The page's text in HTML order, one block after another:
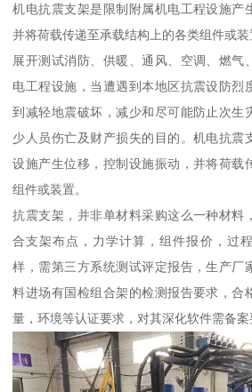
机电抗震支架是限制附属机电工程设施产
并将荷载传递至承载结构上的各类组件或装
展开测试消防、供暖、通风、空调、燃气
电工程设施，当遭遇到本地区抗震设防烈
到减轻地震破坏，减少和尽可能防止次生
少人员伤亡及财产损失的目的。机电抗震
设施产生位移，控制设施振动，并将荷载
组件或装置。
抗震支架，并非单材料采购这么一种材料
合支架布点，力学计算，组件报价，过
样，需第三方系统测试评定报告，生产厂
料进场有国检组合架的检测报告要求，合
量，环境等认证要求，对其深化软件需备案